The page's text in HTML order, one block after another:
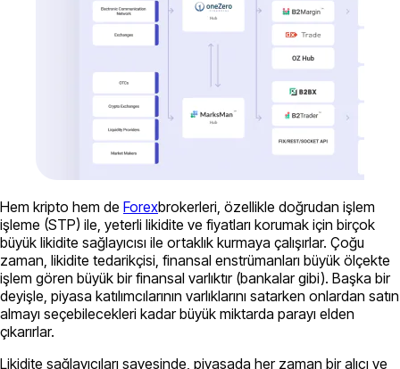
Hem kripto hem de Forexbrokerleri, özellikle doğrudan işlem
işleme (STP) ile, yeterli likidite ve fiyatları korumak için birçok
büyük likidite sağlayıcısı ile ortaklık kurmaya çalışırlar. Çoğu
zaman, likidite tedarikçisi, finansal enstrümanları büyük ölçekte
işlem gören büyük bir finansal varlıktır (bankalar gibi). Başka bir
deyişle, piyasa katılımcılarının varlıklarını satarken onlardan satın
almayı seçebilecekleri kadar büyük miktarda parayı elden
çıkarırlar.
Likidite sağlayıcıları sayesinde, piyasada her zaman bir alıcı ve